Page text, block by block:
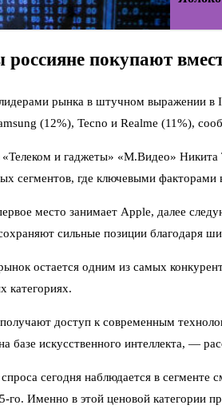
покупают
рынка в штучном выражении в
(12%), Tecno и Realme (11%),
«Телеком и гаджеты» «М.Видео»
сегментов, где ключевыми
место занимает Apple, далее
сильные позиции благодаря
остается одним из самых
категориях.
доступ к современным
базе искусственного интеллекта, —
сегодня наблюдается в
Именно в этой ценовой категории